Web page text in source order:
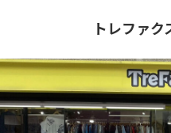
2019(279)
2018(413)
トレファ